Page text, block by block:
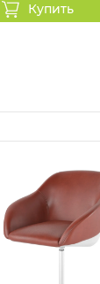
Купить